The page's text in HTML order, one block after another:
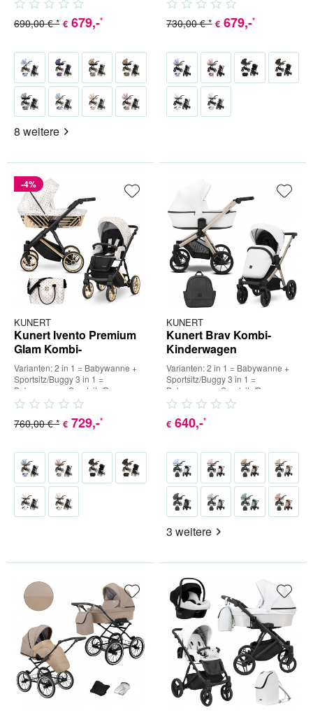
€ 679,-*
690,00 € *
8 weitere
€ 679,-*
730,00 € *
-4%
KUNERT
Kunert Ivento Premium
Glam Kombi-
Kinderwagen
Varianten: 2 in 1 = Babywanne +
Sportsitz/Buggy 3 in 1 =
Babywanne + Sportsitz/Buggy +
Babyschale (inkl. Adapter) 4...
€ 729,-*
760,00 € *
KUNERT
Kunert Brav Kombi-
Kinderwagen
Varianten: 2 in 1 = Babywanne +
Sportsitz/Buggy 3 in 1 =
Babywanne + Sportsitz/Buggy +
Babyschale (inkl. Adapter) 4...
€ 640,-*
3 weitere